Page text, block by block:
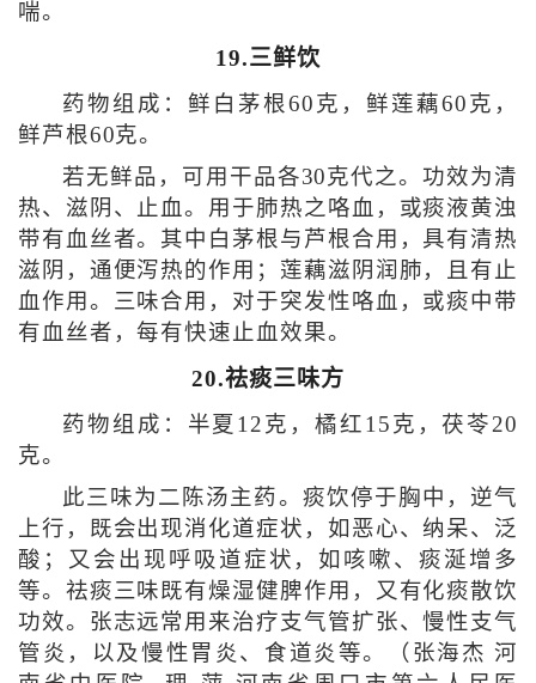
喘。
19.三鲜饮
药物组成：鲜白茅根60克，鲜莲藕60克，
鲜芦根60克。
若无鲜品，可用干品各30克代之。功效为清
热、滋阴、止血。用于肺热之咯血，或痰液黄浊
带有血丝者。其中白茅根与芦根合用，具有清热
滋阴，通便泻热的作用；莲藕滋阴润肺，且有止
血作用。三味合用，对于突发性咯血，或痰中带
有血丝者，每有快速止血效果。
20.祛痰三味方
药物组成：半夏12克，橘红15克，茯苓20
克。
此三味为二陈汤主药。痰饮停于胸中，逆气
上行，既会出现消化道症状，如恶心、纳呆、泛
酸；又会出现呼吸道症状，如咳嗽、痰涎增多
等。祛痰三味既有燥湿健脾作用，又有化痰散饮
功效。张志远常用来治疗支气管扩张、慢性支气
管炎，以及慢性胃炎、食道炎等。（张海杰 河